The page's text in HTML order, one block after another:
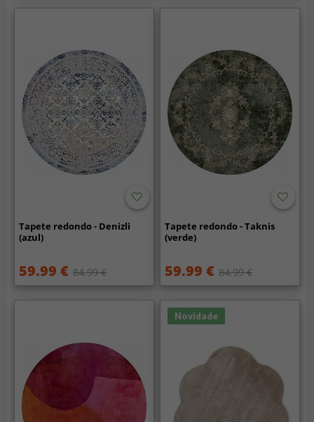
Tapete redondo - Denizli
(azul)
59.99 € 84.99 €
Tapete redondo - Taknis
(verde)
59.99 € 84.99 €
Novidade